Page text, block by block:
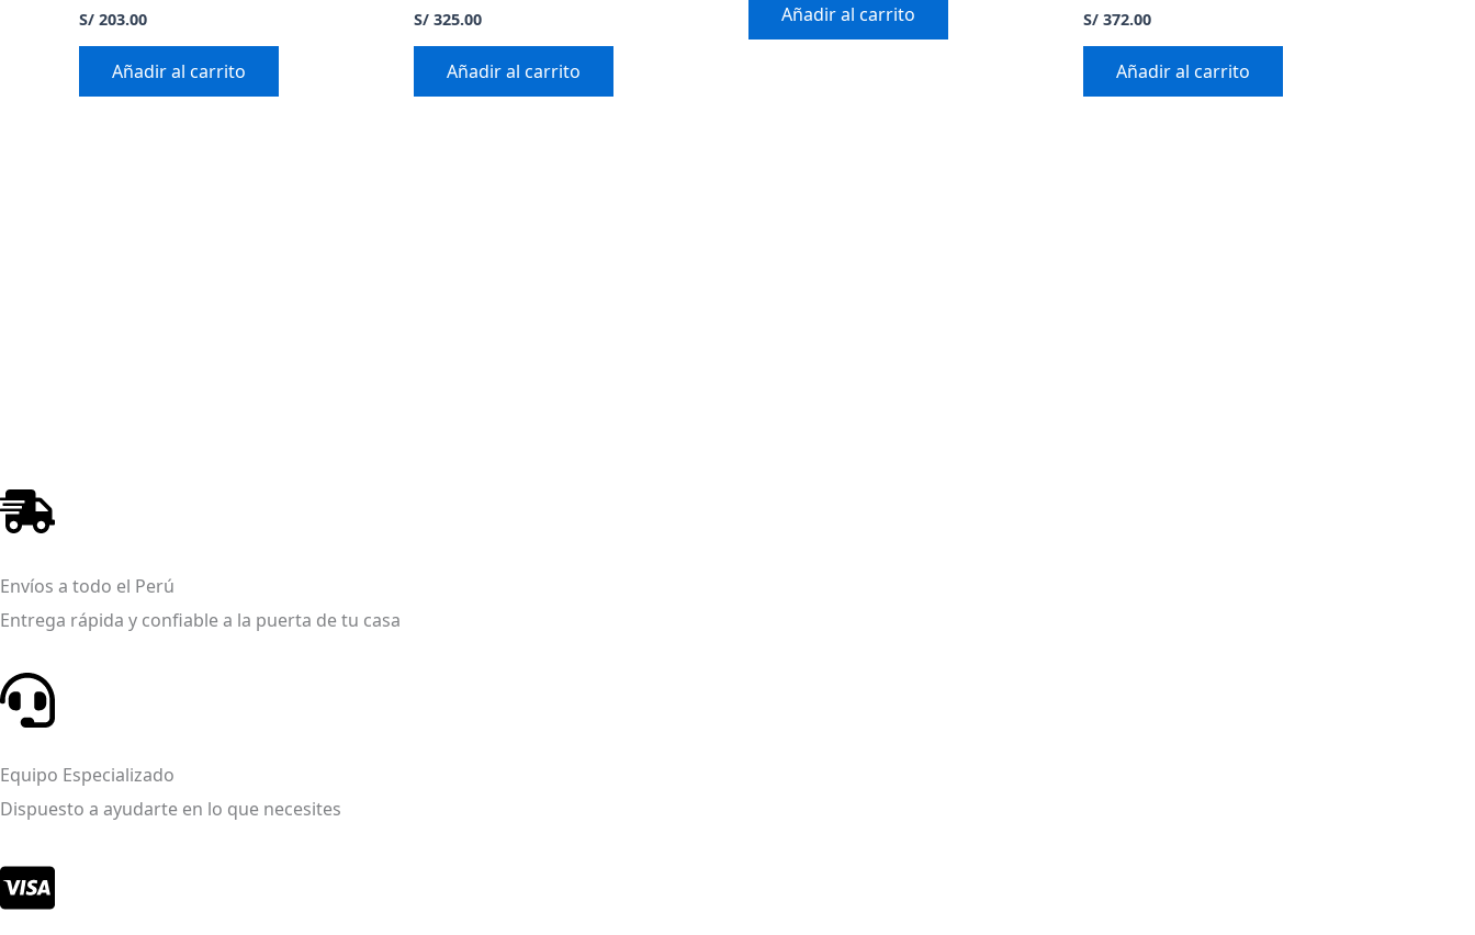
S/ 203.00
Añadir al carrito
S/ 325.00
Añadir al carrito
Añadir al carrito S/ 372.00
Añadir al carrito
Envíos a todo el Perú
Entrega rápida y confiable a la puerta de tu casa
Equipo Especializado
Dispuesto a ayudarte en lo que necesites